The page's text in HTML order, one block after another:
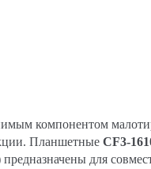
компонентом
Планшетные CF3-
для